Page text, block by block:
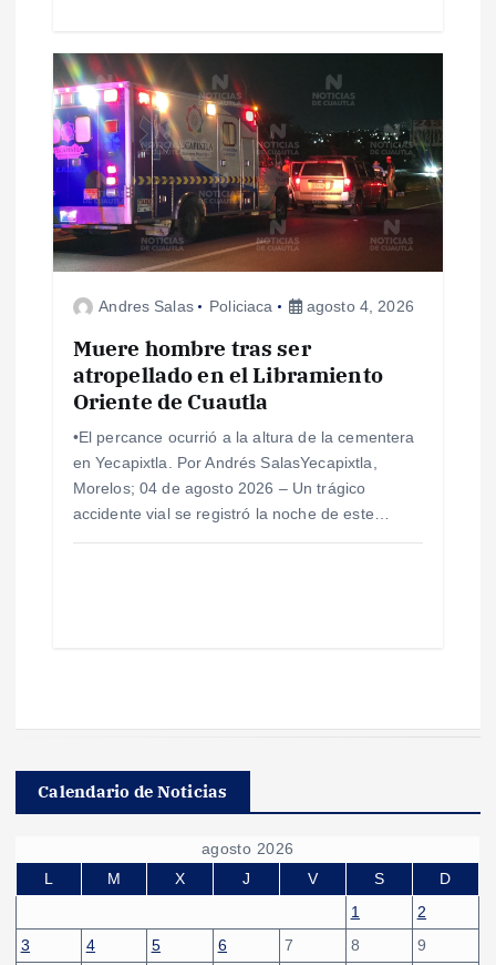
s
Andres Salas Policiaca agosto 4, 2026
Muere hombre tras ser
atropellado en el Libramiento
Oriente de Cuautla
•​El percance ocurrió a la altura de la cementera
en Yecapixtla. Por Andrés SalasYecapixtla,
Morelos; 04 de agosto 2026 – ​Un trágico
accidente vial se registró la noche de este…
Calendario de Noticias
agosto 2026
L
M X J V S
D
1
2
3
4 5 6 7 8
9